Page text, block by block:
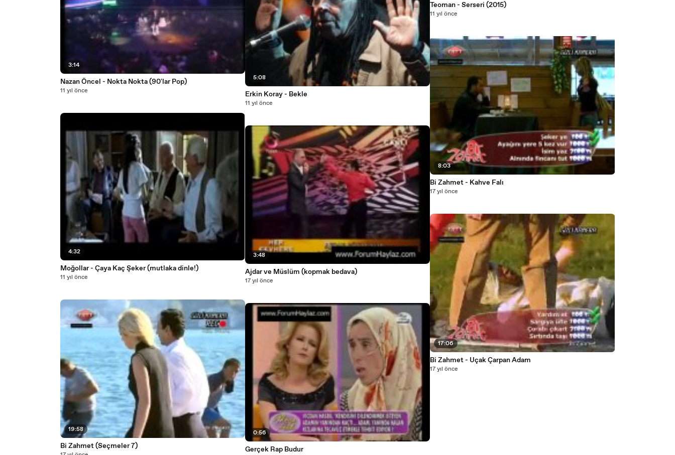
3:14
Nazan Öncel - Nokta Nokta (90'lar Pop)
11 yıl önce
4:32
Moğollar - Çaya Kaç Şeker (mutlaka dinle!)
11 yıl önce
19:58
Bi Zahmet (Seçmeler 7)
5:08
Erkin Koray - Bekle
11 yıl önce
3:48
Ajdar ve Müslüm (kopmak bedava)
17 yıl önce
0:56
Gerçek Rap Budur
Teoman - Serseri (2015)
11 yıl önce
8:03
Bi Zahmet - Kahve Falı
17 yıl önce
17:06
Bi Zahmet - Uçak Çarpan Adam
17 yıl önce